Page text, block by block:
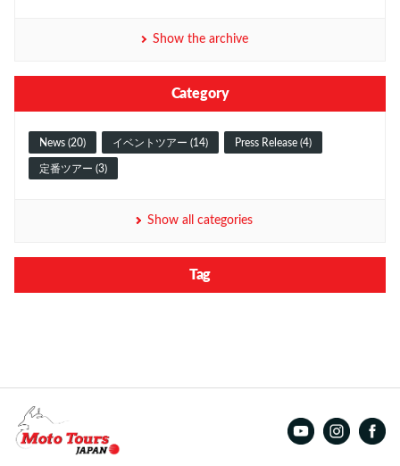
Show the archive
Category
News (20) イベントツアー (14) Press Release (4)
定番ツアー (3)
Show all categories
Tag